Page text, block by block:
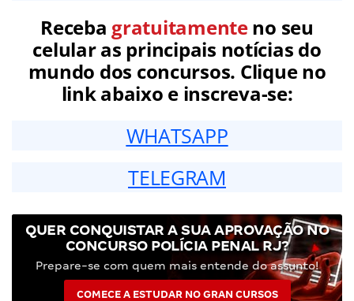
Receba gratuitamenteno seu
celular as principais notícias do
mundo dos concursos. Clique no
link abaixo e inscreva-se:
WHATSAPP
TELEGRAM
QUER CONQUISTAR A SUA APROVAÇÃO NO
CONCURSO POLÍCIA PENAL RJ?
Prepare-se com quem mais entende do assunto!
COMECE A ESTUDAR NO GRAN CURSOS